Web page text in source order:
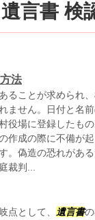
遺言書 検
法
ることが求められ
ません。日付と名前
役場に登録したも
作成の際に不備が
。偽造の恐れがあ
裁判...
点として、 遺言書